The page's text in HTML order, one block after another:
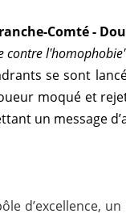
Comté -
contre
se sont
moqué et
un message
d’excellence,